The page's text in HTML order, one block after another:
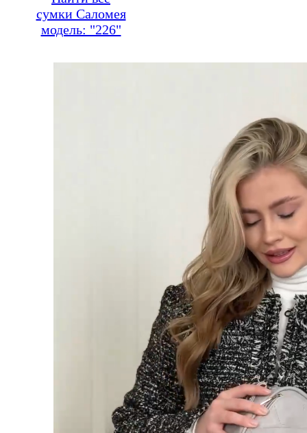
сумки Саломея
модель: "226"